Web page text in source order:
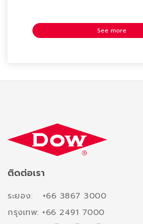
See more
ติดต่อเรา
ระยอง: +66 3867 3000
กรุงเทพ: +66 2491 7000